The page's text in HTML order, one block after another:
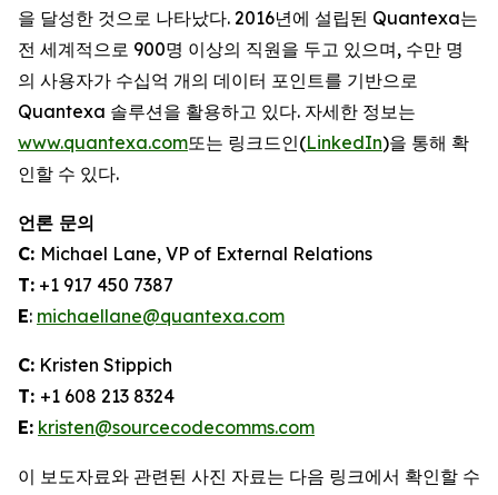
을 달성한 것으로 나타났다. 2016년에 설립된 Quantexa는
전 세계적으로 900명 이상의 직원을 두고 있으며, 수만 명
의 사용자가 수십억 개의 데이터 포인트를 기반으로
Quantexa 솔루션을 활용하고 있다. 자세한 정보는
www.quantexa.com또는 링크드인(LinkedIn)을 통해 확
인할 수 있다.
언론 문의
C: Michael Lane, VP of External Relations
T: +1 917 450 7387
E: michaellane@quantexa.com
C: Kristen Stippich
T: +1 608 213 8324
E: kristen@sourcecodecomms.com
이 보도자료와 관련된 사진 자료는 다음 링크에서 확인할 수